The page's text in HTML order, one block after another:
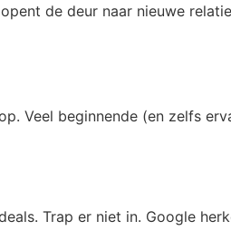
de deur naar nieuwe
Veel beginnende (en zelfs
Trap er niet in. Google